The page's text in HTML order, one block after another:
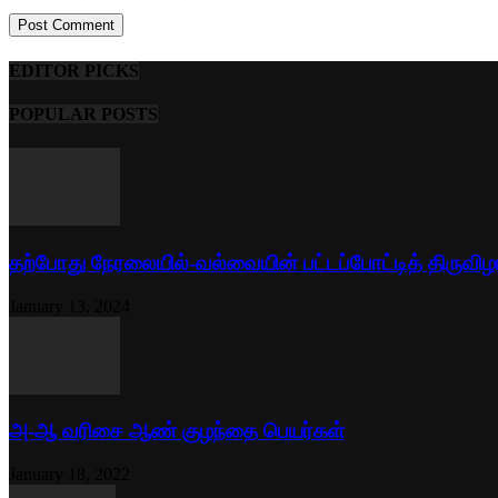
EDITOR PICKS
POPULAR POSTS
தற்போது நேரலையில்-வல்வையின் பட்டப்போட்டித்
அ-ஆ வரிசை ஆண் குழந்தை பெயர்கள்